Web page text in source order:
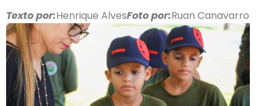
Texto por:Henrique AlvesFoto por:Ruan Canavarro